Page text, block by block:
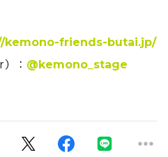
kemono-friends-butai.jp/
： @kemono_stage